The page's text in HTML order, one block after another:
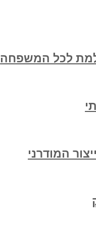
לכל המשפחה
המודרני